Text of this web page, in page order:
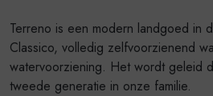
Terreno is een modern landgoed in
Classico, volledig zelfvoorzienend
watervoorziening. Het wordt geleid
tweede generatie in onze familie.